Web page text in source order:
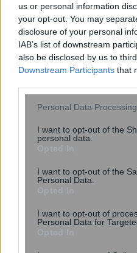
us or personal information
your opt-out. You may
disclosure of your personal
IAB’s list of downstream
also be disclosed by us to
Downstream Participants that
Please note that this website/
not limited to your visit or
grant or deny consent to
consent section.
Personal Data
I want to opt-out of the
personal data.
I want to opt-out of the
Personal Data.
I want to opt-out of
Personal Data for
Εορταστικό
λειτουργήσουν
μάρκετ και τράπεζες